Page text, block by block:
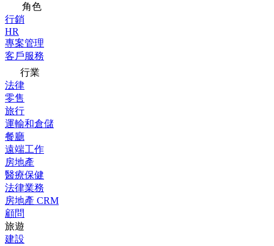
角色
行銷
HR
專案管理
客戶服務
行業
法律
零售
旅行
運輸和倉儲
餐廳
遠端工作
房地產
醫療保健
法律業務
房地產 CRM
顧問
旅遊
建設